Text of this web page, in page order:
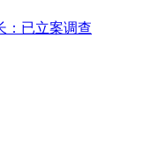
：已立案调查